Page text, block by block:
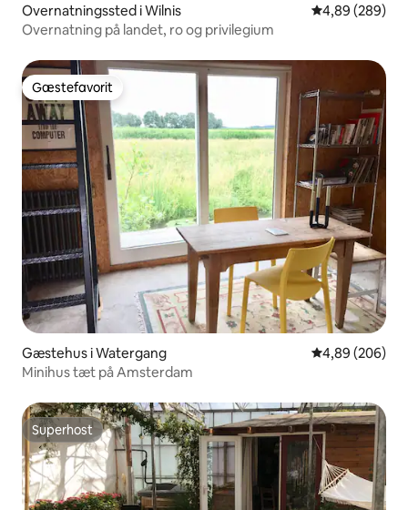
Overnatningssted i Wilnis 4,89 ud af 5 i
4,89 (289)
Overnatning på landet, ro og privilegium
Gæstefavorit
Gæstefavorit
Gæstehus i Watergang 4,89 ud af 5 i
4,89 (206)
Minihus tæt på Amsterdam
Superhost
Superhost